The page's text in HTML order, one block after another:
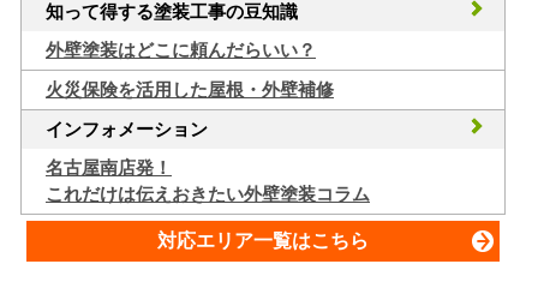
知って得する塗装工事の豆知識
外壁塗装はどこに頼んだらいい？
火災保険を活用した屋根・外壁補修
インフォメーション
名古屋南店発！
これだけは伝えおきたい外壁塗装コラム
対応エリア一覧はこちら